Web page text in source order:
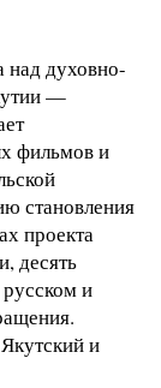
над духовно-
—
фильмов и
становления
проекта
десять
и
и